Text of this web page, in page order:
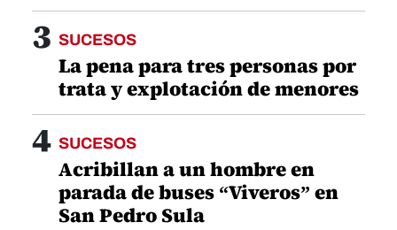
3 SUCESOS
La pena para tres personas por
trata y explotación de menores
4 SUCESOS
Acribillan a un hombre en
parada de buses “Viveros” en
San Pedro Sula